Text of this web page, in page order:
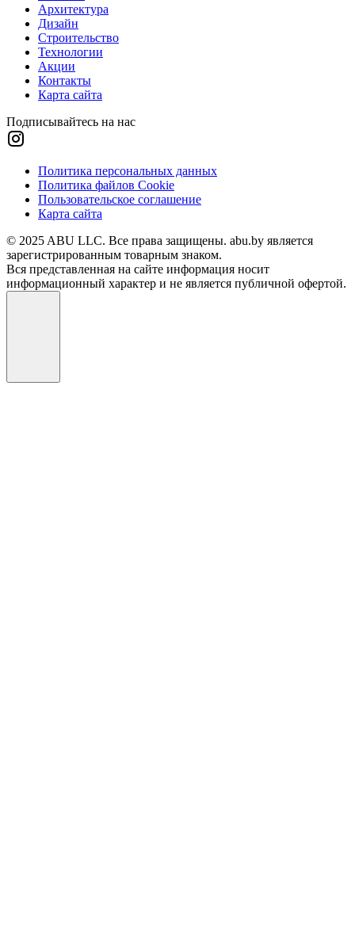
Архитектура
Дизайн
Строительство
Технологии
Акции
Контакты
Карта сайта
Подписывайтесь на нас
Политика персональных данных
Политика файлов Cookie
Пользовательское соглашение
Карта сайта
© 2025 ABU LLC. Все права защищены. abu.by является
зарегистрированным товарным знаком.
Вся представленная на сайте информация носит
информационный характер и не является публичной офертой.